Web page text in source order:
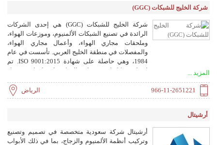
شركة الخليج للشبكات (GGC)
شركة الخليج للشبكات (GGC) هي إحدى الشركات
الرائدة في تصنيع الشبكات الألمنيوم، وموزعات الهواء،
وملحقات مجاري الهواء، وأعمال مجاري الهواء،
والمفصلات في منطقة الخليج العربي. تأسست في عام
1984، وهي حاصلة على شهادة ISO 9001:2015. تم
اختبار شبكاتها وموزعات الهواء واعتمادها من قبل
تابعة لمجلس نشر الهواء (ADC) في الولايات المتحدة.
كما تم اختبار مخمدات الحريق واعتمادها من قبل
المزيد ...
966-11-2651221 الرياض
أرشيتال
أرشيتال شركة سعودية متخصصة في تصميم وتصنيع
وتركيب أنظمة الألمنيوم والزجاج، بما في ذلك الأبواب